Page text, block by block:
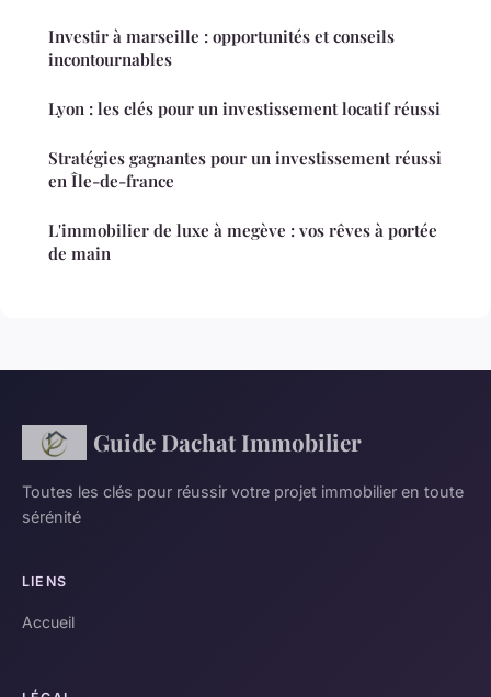
Investir à marseille : opportunités et conseils
incontournables
Lyon : les clés pour un investissement locatif réussi
Stratégies gagnantes pour un investissement réussi
en Île-de-france
L'immobilier de luxe à megève : vos rêves à portée
de main
Guide Dachat Immobilier
Toutes les clés pour réussir votre projet immobilier en toute
sérénité
LIENS
Accueil